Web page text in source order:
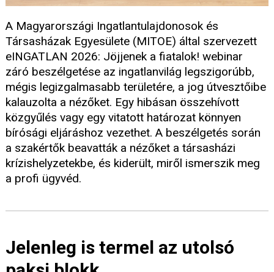
A Magyarországi Ingatlantulajdonosok és
Társasházak Egyesülete (MITOE) által szervezett
eINGATLAN 2026: Jöjjenek a fiatalok! webinar
záró beszélgetése az ingatlanvilág legszigorúbb,
mégis legizgalmasabb területére, a jog útvesztőibe
kalauzolta a nézőket. Egy hibásan összehívott
közgyűlés vagy egy vitatott határozat könnyen
bírósági eljáráshoz vezethet. A beszélgetés során
a szakértők beavatták a nézőket a társasházi
krízishelyzetekbe, és kiderült, miről ismerszik meg
a profi ügyvéd.
Jelenleg is termel az utolsó